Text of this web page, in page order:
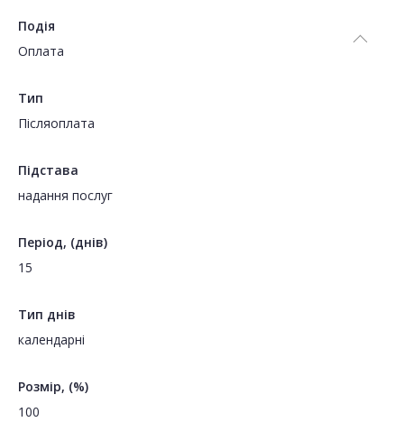
Подія
Оплата
Тип
Пiсляоплата
Підстава
надання послуг
Період, (днів)
15
Тип днів
календарні
Розмір, (%)
100